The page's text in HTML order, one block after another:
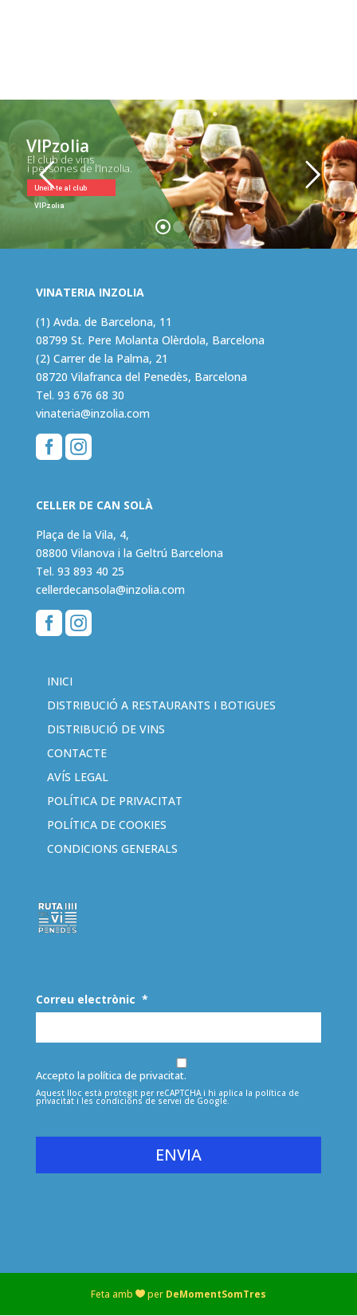
VIPzolia
Uneix-te al club
VIPzolia
El club de vins
i persones de l’Inzolia.
VINATERIA INZOLIA
(1) Avda. de Barcelona, 11
08799 St. Pere Molanta Olèrdola, Barcelona
(2) Carrer de la Palma, 21
08720 Vilafranca del Penedès, Barcelona
Tel. 93 676 68 30
vinateria@inzolia.com

CELLER DE CAN SOLÀ
Plaça de la Vila, 4,
08800 Vilanova i la Geltrú Barcelona
Tel. 93 893 40 25
cellerdecansola@inzolia.com
 
INICI
DISTRIBUCIÓ A RESTAURANTS I BOTIGUES
DISTRIBUCIÓ DE VINS
CONTACTE
AVÍS LEGAL
POLÍTICA DE PRIVACITAT
POLÍTICA DE COOKIES
CONDICIONS GENERALS
Correu electrònic *
Accepto la política de privacitat.
Aquest lloc està protegit per reCAPTCHA i hi aplica la política de
privacitati les condicions de servei de Google.
Feta amb tot
per DeMomentSomTres